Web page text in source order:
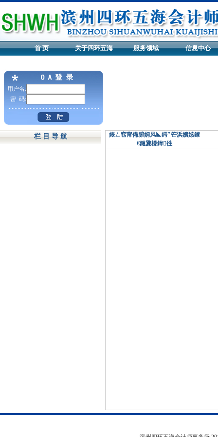
首 页 关于四环五海 服务领域 信息中心
用户名:
密 码:
栏 目 导 航
婊ㄥ窞甯備腑娴风◣鍔″笀浜嬪姟鎵
€鏈夐檺鍏徃